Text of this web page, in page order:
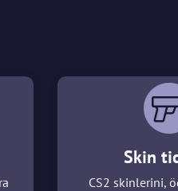
Skin
CS2 skinlerini,